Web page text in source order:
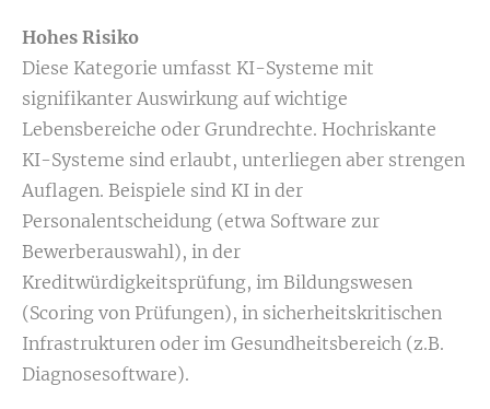
Hohes Risiko
Diese Kategorie umfasst KI-Systeme mit
signifikanter Auswirkung auf wichtige
Lebensbereiche oder Grundrechte. Hochriskante
KI-Systeme sind erlaubt, unterliegen aber strengen
Auflagen. Beispiele sind KI in der
Personalentscheidung (etwa Software zur
Bewerberauswahl), in der
Kreditwürdigkeitsprüfung, im Bildungswesen
(Scoring von Prüfungen), in sicherheitskritischen
Infrastrukturen oder im Gesundheitsbereich (z.B.
Diagnosesoftware).